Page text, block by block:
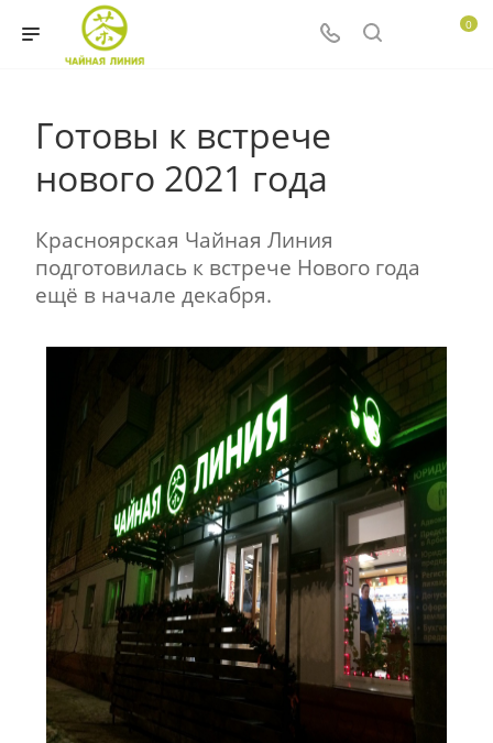
0
Готовы к встрече
нового 2021 года
Красноярская Чайная Линия
подготовилась к встрече Нового года
ещё в начале декабря.